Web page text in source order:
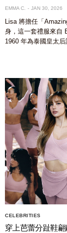
EMMA C. JAN 30, 2026
Lisa 將擔任「
身，這一套禮服來自
1960 年為泰國皇太
CELEBRITIES
穿上芭蕾分趾鞋